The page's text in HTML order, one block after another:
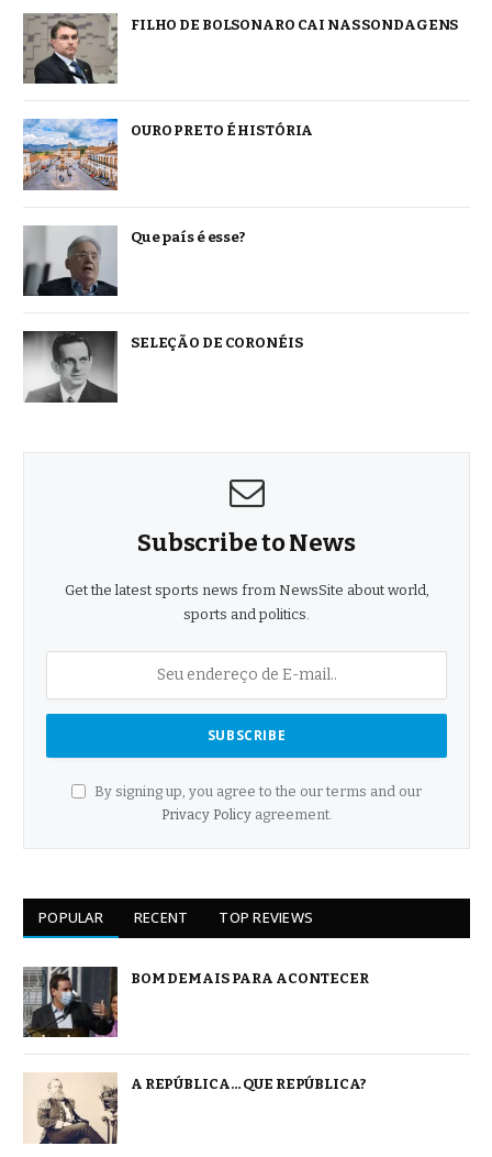
FILHO DE BOLSONARO CAI NAS SONDAGENS
OURO PRETO É HISTÓRIA
Que país é esse?
SELEÇÃO DE CORONÉIS
Subscribe to News
Get the latest sports news from NewsSite about world,
sports and politics.
By signing up, you agree to the our terms and our
Privacy Policyagreement.
POPULAR RECENT TOP REVIEWS
BOM DEMAIS PARA ACONTECER
A REPÚBLICA… QUE REPÚBLICA?